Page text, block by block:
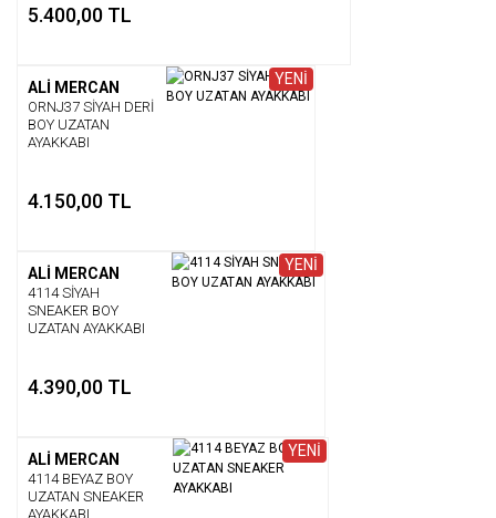
5.400,00 TL
YENİ
ALİ MERCAN
ORNJ37 SİYAH DERİ
BOY UZATAN
AYAKKABI
4.150,00 TL
YENİ
ALİ MERCAN
4114 SİYAH
SNEAKER BOY
UZATAN AYAKKABI
4.390,00 TL
YENİ
ALİ MERCAN
4114 BEYAZ BOY
UZATAN SNEAKER
AYAKKABI